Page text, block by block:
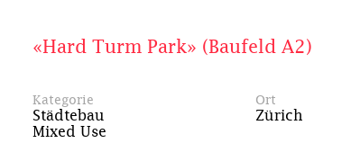
«Hard Turm Park» (Baufeld A2)
Kategorie
Städtebau
Mixed Use
Ort
Zürich